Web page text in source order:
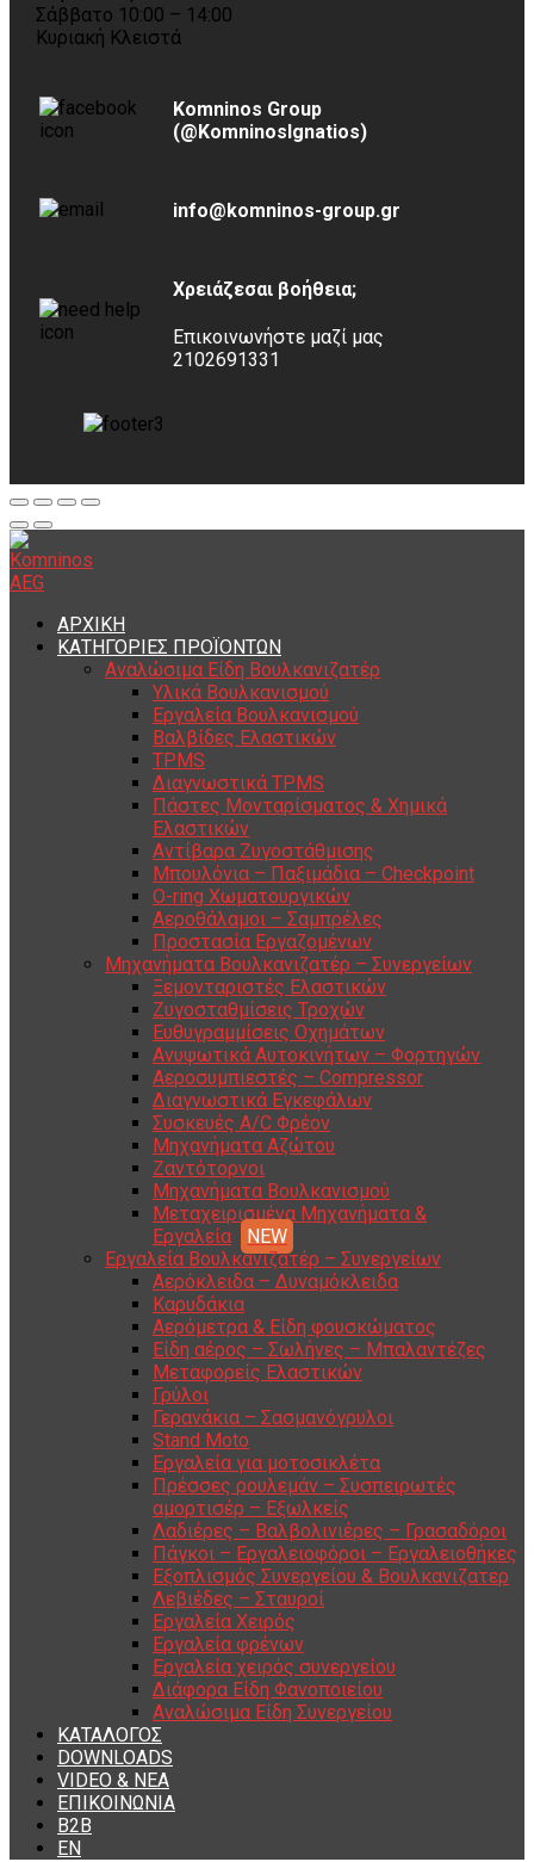
Σάββατο 10:00 – 14:00
Κυριακή Κλειστά
Komninos Group
(@KomninosIgnatios)
info@komninos-group.gr
Χρειάζεσαι βοήθεια;
Επικοινωνήστε μαζί μας
2102691331
ΑΡΧΙΚΗ
ΚΑΤΗΓΟΡΙΕΣ ΠΡΟΪΟΝΤΩΝ
Αναλώσιμα Είδη Βουλκανιζατέρ
Υλικά Βουλκανισμού
Εργαλεία Βουλκανισμού
Βαλβίδες Ελαστικών
TPMS
Διαγνωστικά TPMS
Πάστες Μονταρίσματος & Χημικά
Ελαστικών
Αντίβαρα Ζυγοστάθμισης
Μπουλόνια – Παξιμάδια – Checkpoint
O-ring Χωματουργικών
Αεροθάλαμοι – Σαμπρέλες
Προστασία Εργαζομένων
Μηχανήματα Βουλκανιζατέρ – Συνεργείων
Ξεμονταριστές Ελαστικών
Ζυγοσταθμίσεις Τροχών
Ευθυγραμμίσεις Οχημάτων
Ανυψωτικά Αυτοκινήτων – Φορτηγών
Αεροσυμπιεστές – Compressor
Διαγνωστικά Εγκεφάλων
Συσκευές A/C Φρέον
Μηχανήματα Αζώτου
Ζαντότορνοι
Μηχανήματα Βουλκανισμού
Μεταχειρισμένα Μηχανήματα &
Εργαλεία
Εργαλεία Βουλκανιζατέρ – Συνεργείων
Αερόκλειδα – Δυναμόκλειδα
Καρυδάκια
Αερόμετρα & Είδη φουσκώματος
Είδη αέρος – Σωλήνες – Μπαλαντέζες
Μεταφορείς Ελαστικών
Γρύλοι
Γερανάκια – Σασμανόγρυλοι
Stand Moto
Εργαλεία για μοτοσικλέτα
Πρέσσες ρουλεμάν – Συσπειρωτές
αμορτισέρ – Εξωλκείς
Λαδιέρες – Βαλβολινιέρες – Γρασαδόροι
Πάγκοι – Εργαλειοφόροι – Εργαλειοθήκες
Εξοπλισμός Συνεργείου & Βουλκανιζατερ
Λεβιέδες – Σταυροί
Εργαλεία Χειρός
Εργαλεία φρένων
Εργαλεία χειρός συνεργείου
Διάφορα Είδη Φανοποιείου
Αναλώσιμα Είδη Συνεργείου
ΚΑΤΑΛΟΓΟΣ
DOWNLOADS
VIDEO & ΝΕΑ
ΕΠΙΚΟΙΝΩΝΙΑ
B2B
ΕΝ